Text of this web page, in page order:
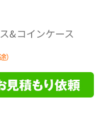
&コインケース
）